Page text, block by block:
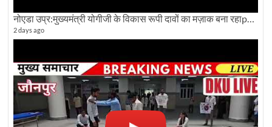
नोएडा उप्र:मुख्यमंत्री योगीजी के विकास रूपी दावों का मज़ाक बना रहाpwdविभाग:देखे ग्राउण्ड रिपोर्टिंग
2 days ago